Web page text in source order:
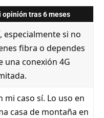
opinión tras 6 meses
especialmente si no
fibra o dependes
una conexión 4G
mi caso sí. Lo uso en
casa de montaña en